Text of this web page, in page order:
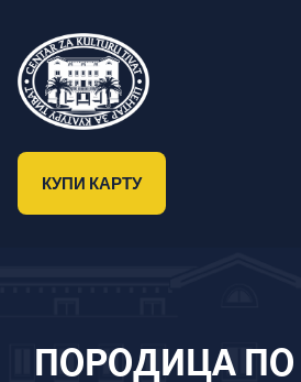
КУПИ КАРТУ
ПОРОДИЦА ПО